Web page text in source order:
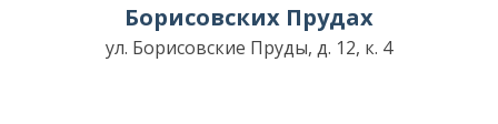
Борисовских Прудах
ул. Борисовские Пруды, д. 12, к. 4